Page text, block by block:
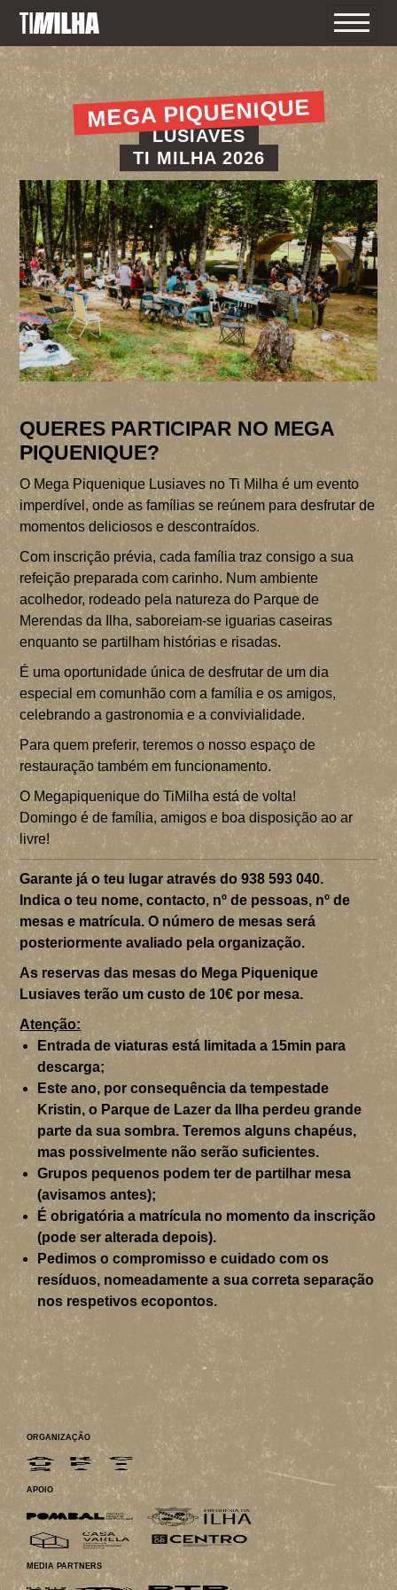
INÍCIO
O TI MILHA
O FESTIVAL
INFORMAÇÕES ÚTEIS
F.A.Q 2026
TERMOS E CONDIÇÕES 2026
PROGRAMA
BILHETES
MERCH
INSCRIÇÕES
PARCEIROS
CONTACTOS
MEGA PIQUENIQUE
LUSIAVES
TI MILHA 2026
QUERES PARTICIPAR NO MEGA
PIQUENIQUE?
O Mega Piquenique Lusiaves no Ti Milha é um evento
imperdível, onde as famílias se reúnem para desfrutar de
momentos deliciosos e descontraídos.
Com inscrição prévia, cada família traz consigo a sua
refeição preparada com carinho. Num ambiente
acolhedor, rodeado pela natureza do Parque de
Merendas da Ilha, saboreiam-se iguarias caseiras
enquanto se partilham histórias e risadas.
É uma oportunidade única de desfrutar de um dia
especial em comunhão com a família e os amigos,
celebrando a gastronomia e a convivialidade.
Para quem preferir, teremos o nosso espaço de
restauração também em funcionamento.
O Megapiquenique do TiMilha está de volta!
Domingo é de família, amigos e boa disposição ao ar
livre!
Garante já o teu lugar através do 938 593 040.
Indica o teu nome, contacto, nº de pessoas, nº de
mesas e matrícula. O número de mesas será
posteriormente avaliado pela organização.
As reservas das mesas do Mega Piquenique
Lusiaves terão um custo de 10€ por mesa.
Atenção:
Entrada de viaturas está limitada a 15min para
descarga;
Este ano, por consequência da tempestade
Kristin, o Parque de Lazer da Ilha perdeu grande
parte da sua sombra. Teremos alguns chapéus,
mas possivelmente não serão suficientes.
Grupos pequenos podem ter de partilhar mesa
(avisamos antes);
É obrigatória a matrícula no momento da inscrição
(pode ser alterada depois).
Pedimos o compromisso e cuidado com os
resíduos, nomeadamente a sua correta separação
nos respetivos ecopontos.
ORGANIZAÇÃO
APOIO
MEDIA PARTNERS